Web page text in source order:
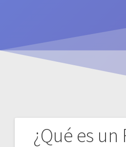
¿Qué es un
Navegación